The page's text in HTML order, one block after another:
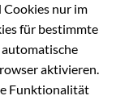
nur im
für bestimmte
automatische
aktivieren.
Funktionalität